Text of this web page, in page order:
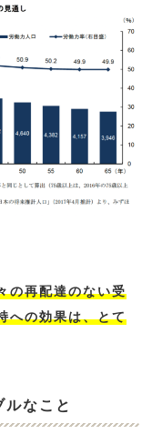
の再配達のない受
への効果は、とて
なこと